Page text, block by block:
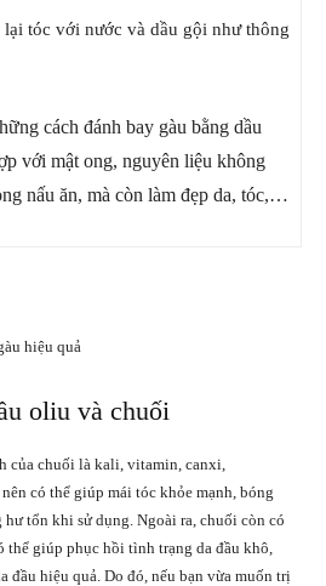
lại tóc với nước và dầu gội như thông
cách đánh bay gàu bằng dầu
với mật ong, nguyên liệu không
nấu ăn, mà còn làm đẹp da, tóc,…
hiệu quả
oliu và chuối
của chuối là kali, vitamin, canxi,
có thể giúp mái tóc khỏe mạnh, bóng
tổn khi sử dụng. Ngoài ra, chuối còn có
thể giúp phục hồi tình trạng da đầu khô,
đầu hiệu quả. Do đó, nếu bạn vừa muốn trị